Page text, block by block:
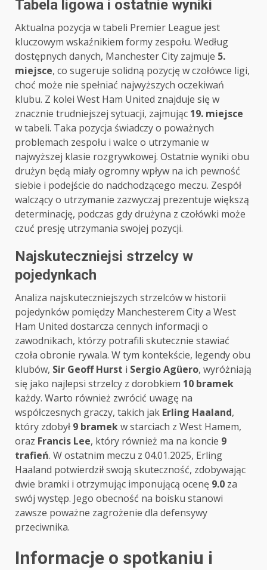
Tabela ligowa i ostatnie wyniki
Aktualna pozycja w tabeli Premier League jest
kluczowym wskaźnikiem formy zespołu. Według
dostępnych danych, Manchester City zajmuje 5.
miejsce, co sugeruje solidną pozycję w czołówce ligi,
choć może nie spełniać najwyższych oczekiwań
klubu. Z kolei West Ham United znajduje się w
znacznie trudniejszej sytuacji, zajmując 19. miejsce
w tabeli. Taka pozycja świadczy o poważnych
problemach zespołu i walce o utrzymanie w
najwyższej klasie rozgrywkowej. Ostatnie wyniki obu
drużyn będą miały ogromny wpływ na ich pewność
siebie i podejście do nadchodzącego meczu. Zespół
walczący o utrzymanie zazwyczaj prezentuje większą
determinację, podczas gdy drużyna z czołówki może
czuć presję utrzymania swojej pozycji.
Najskuteczniejsi strzelcy w
pojedynkach
Analiza najskuteczniejszych strzelców w historii
pojedynków pomiędzy Manchesterem City a West
Ham United dostarcza cennych informacji o
zawodnikach, którzy potrafili skutecznie stawiać
czoła obronie rywala. W tym kontekście, legendy obu
klubów, Sir Geoff Hurst i Sergio Agüero, wyróżniają
się jako najlepsi strzelcy z dorobkiem 10 bramek
każdy. Warto również zwrócić uwagę na
współczesnych graczy, takich jak Erling Haaland,
który zdobył 9 bramekw starciach z West Hamem,
oraz Francis Lee, który również ma na koncie 9
trafień. W ostatnim meczu z 04.01.2025, Erling
Haaland potwierdził swoją skuteczność, zdobywając
dwie bramki i otrzymując imponującą ocenę 9.0 za
swój występ. Jego obecność na boisku stanowi
zawsze poważne zagrożenie dla defensywy
przeciwnika.
Informacje o spotkaniu i